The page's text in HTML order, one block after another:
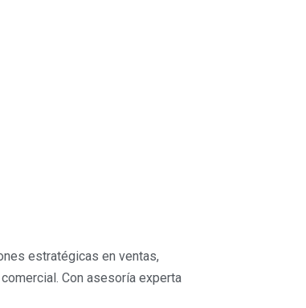
estratégicas en ventas,
Con asesoría experta